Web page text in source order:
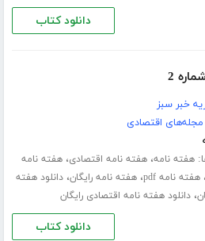
دانلود کتاب
2
خبر سبز
مجله‌های اقتصادی
هفته نامه،هفته نامه اقتصادی،هفته نامه
،هفته نامه pdf ،هفته نامه رایگان،دانلود هفته
،دانلود هفته نامه اقتصادی رایگان
دانلود کتاب